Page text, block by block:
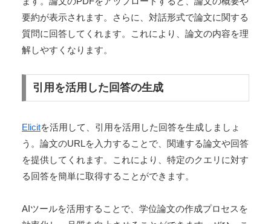
要約が表示されます。さらに、対話形式で論文に関する
質問に回答してくれます。これにより、論文の内容を理
解しやすくなります。
引用を活用した回答の生成
Elicitを活用して、引用を活用した回答を生成しましょ
う。論文のURLを入力することで、関連する論文や回答
を提供してくれます。これにより、特定のクエリに対す
る回答を簡単に取得することができます。
AIツールを活用することで、学位論文の作成プロセスを